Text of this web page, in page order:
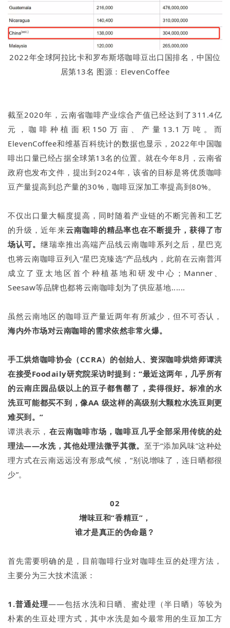
2022年全球阿拉比卡和罗布斯塔咖啡豆出口国排名，中国位
居第13名 图源：ElevenCoffee
截至2020年，云南省咖啡产业综合产值已经达到了311.4亿
元，咖啡种植面积150万亩、产量13.1万吨。而
ElevenCoffee和维基百科统计的数据也显示，2022年中国咖
啡出口量已经占据全球第13名的位置。就在今年8月，云南省
政府也发布文件，提出到2024年，该省的目标是将优质咖啡
豆产量提高到总产量的30%，咖啡豆深加工率提高到80%。
不仅出口量大幅度提高，同时随着产业链的不断完善和工艺
的升级，近年来云南咖啡的精品率也在不断提升，获得了市
场认可。继瑞幸推出高端产品线云南咖啡系列之后，星巴克
也将云南咖啡豆列入“星巴克臻选”产品线内，此前在云南普洱
成立了亚太地区首个种植基地和研发中心；Manner、
Seesaw等品牌也都将云南咖啡划为了供应基地......
虽然云南地区的咖啡豆产量近两年有所减少，但不可否认，
海内外市场对云南咖啡的需求依然非常火爆。
手工烘焙咖啡协会（CCRA）的创始人、资深咖啡烘焙师谭洪
在接受Foodaily研究院采访时提到：“最近这两年，几乎所有
的云南庄园品级以上的豆子都售罄了，卖得很好。标准的水
洗豆可能都买不到，像AA 级这样的高级别大颗粒水洗豆则更
难买到。”
谭洪表示， 在云南咖啡市场，咖啡豆几乎全部采用传统的处
理法——水洗，其他处理法微乎其微。 至于“添加风味”这种处
理方式在云南远远没有形成气候，“别说增味了，连日晒都很
少”。
02
增味豆和“香精豆”，
谁才是真正的伪命题？
首先需要明确的是，目前咖啡行业对咖啡生豆的处理方法，
主要分为三大技术流派：
1.普通处理——包括水洗和日晒、蜜处理（半日晒）等较为
朴素的生豆处理方式，其中水洗是如今最常用的生豆加工方